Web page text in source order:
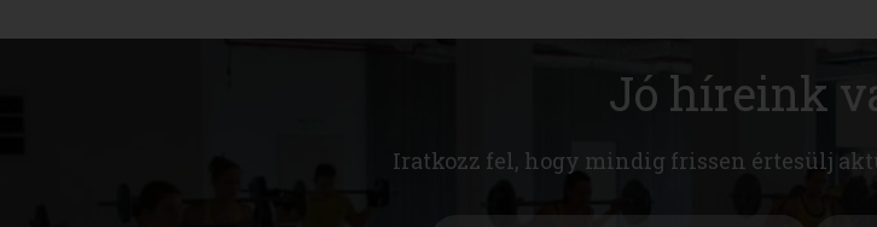
Jó híreink
Iratkozz fel, hogy mindig frissen értesülj